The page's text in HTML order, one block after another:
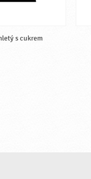
s cukrem